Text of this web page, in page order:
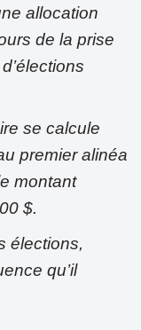
allocation
de la prise
se calcule
premier alinéa
montant
$.
élections,
qu’il